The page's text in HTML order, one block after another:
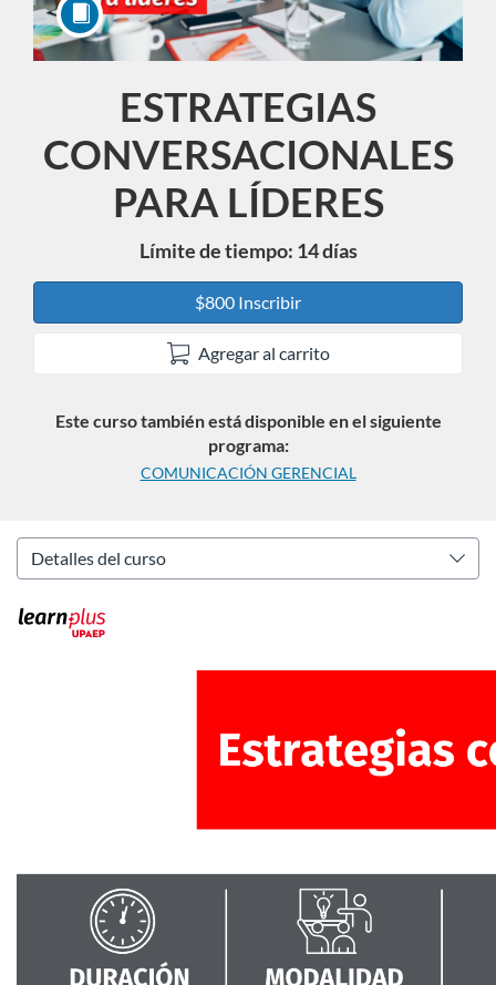
Curso
ESTRATEGIAS
CONVERSACIONALES
PARA LÍDERES
Límite de tiempo: 14 días
$800 Inscribir
Agregar al carrito
Este curso también está disponible en el siguiente
programa:
COMUNICACIÓN GERENCIAL